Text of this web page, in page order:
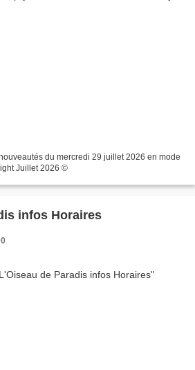
du mercredi 29 juillet 2026 en mode
Juillet 2026 ©
infos Horaires